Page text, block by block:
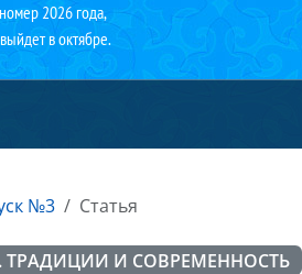
2026 года,
в октябре.
№3 Статья
ТРАДИЦИИ И СОВРЕМЕННОСТЬ